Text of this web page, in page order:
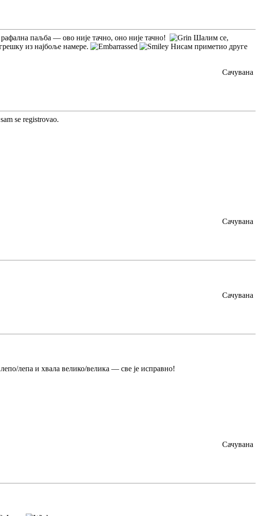
паљба — ово није тачно, оно није тачно!
Шалим се,
из најбоље намере.
Нисам приметио друге
Сачувана
se registrovao.
Сачувана
Сачувана
лепа и хвала велико/велика — све је исправно!
Сачувана